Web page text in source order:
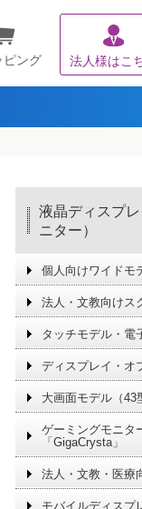
ピング 法人様はこ
液晶ディスプ
ニター）
個人向けワイドモ
法人・文教向けス
タッチモデル・電
ディスプレイ・オ
大画面モデル（43
ゲーミングモニタ
「GigaCrysta」
法人・文教・医療
モバイルディスプ